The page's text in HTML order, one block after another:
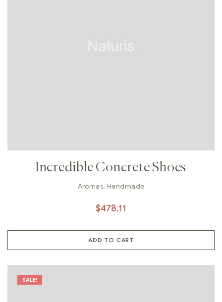
Incredible Concrete Shoes
Aromas, Handmade
$478.11
ADD TO CART
SALE!